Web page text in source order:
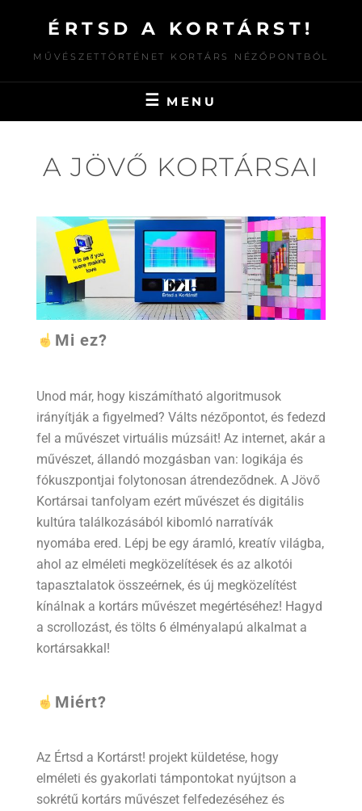
ÉRTSD A KORTÁRST!
MŰVÉSZETTÖRTÉNET KORTÁRS NÉZŐPONTBÓL
MENU
A JÖVŐ KORTÁRSAI
Mi ez?
Unod már, hogy kiszámítható algoritmusok
irányítják a figyelmed? Válts nézőpontot, és fedezd
fel a művészet virtuális múzsáit! Az internet, akár a
művészet, állandó mozgásban van: logikája és
fókuszpontjai folytonosan átrendeződnek. A Jövő
Kortársai tanfolyam ezért művészet és digitális
kultúra találkozásából kibomló narratívák
nyomába ered. Lépj be egy áramló, kreatív világba,
ahol az elméleti megközelítések és az alkotói
tapasztalatok összeérnek, és új megközelítést
kínálnak a kortárs művészet megértéséhez! Hagyd
a scrollozást, és tölts 6 élményalapú alkalmat a
kortársakkal!
Miért?
Az Értsd a Kortárst! projekt küldetése, hogy
elméleti és gyakorlati támpontokat nyújtson a
sokrétű kortárs művészet felfedezéséhez és